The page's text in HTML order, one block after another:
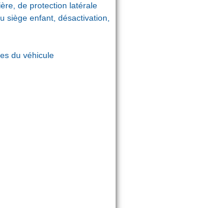
de protection latérale
siège enfant, désactivation,
du véhicule